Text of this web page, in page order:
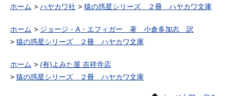
ホーム ハヤカワ社 猿の惑星シリーズ ２冊 ハヤカワ文庫
ホーム
ジョージ・A・エフィガー 著 小倉多加志 訳
猿の惑星シリーズ ２冊 ハヤカワ文庫
ホーム
(有)よみた屋 吉祥寺店
猿の惑星シリーズ ２冊 ハヤカワ文庫